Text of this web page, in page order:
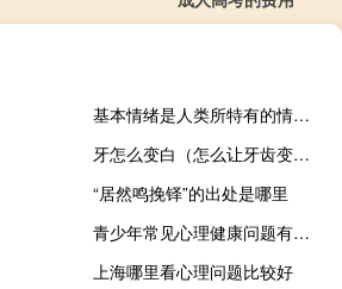
基本情绪是人类所特有的情绪类型
牙怎么变白（怎么让牙齿变白）
“居然鸣挽铎”的出处是哪里
青少年常见心理健康问题有哪些
上海哪里看心理问题比较好